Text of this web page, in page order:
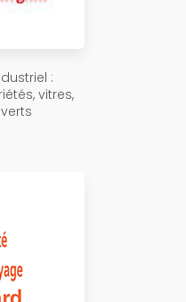
:
vitres,